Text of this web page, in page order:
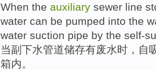
When the auxiliary sewer line
water can be pumped into the
water suction pipe by the self-
当副 下水管道储存有废水时，自
箱内。